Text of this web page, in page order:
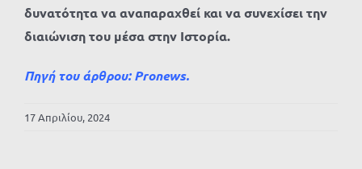
δυνατότητα να αναπαραχθεί και να συνεχίσει την
διαιώνιση του μέσα στην Ιστορία.
Πηγή του άρθρου:Pronews.
17 Απριλίου, 2024